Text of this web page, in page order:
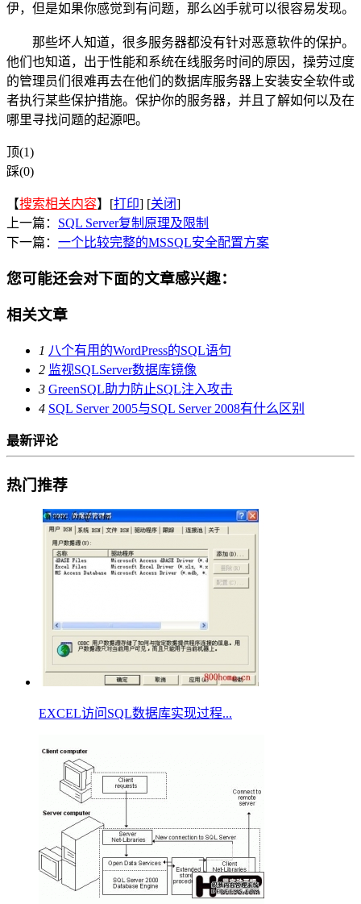
伊，但是如果你感觉到有问题，那么凶手就可以很容易发现。
那些坏人知道，很多服务器都没有针对恶意软件的保护。
他们也知道，出于性能和系统在线服务时间的原因，操劳过度
的管理员们很难再去在他们的数据库服务器上安装安全软件或
者执行某些保护措施。保护你的服务器，并且了解如何以及在
哪里寻找问题的起源吧。
顶(1)
踩(0)
【搜索相关内容】[打印] [关闭]
上一篇： SQL Server复制原理及限制
下一篇： 一个比较完整的MSSQL安全配置方案
您可能还会对下面的文章感兴趣：
相关文章
1 八个有用的WordPress的SQL语句
2 监视SQLServer数据库镜像
3 GreenSQL助力防止SQL注入攻击
4 SQL Server 2005与SQL Server 2008有什么区别
最新评论
热门推荐
EXCEL访问SQL数据库实现过程...